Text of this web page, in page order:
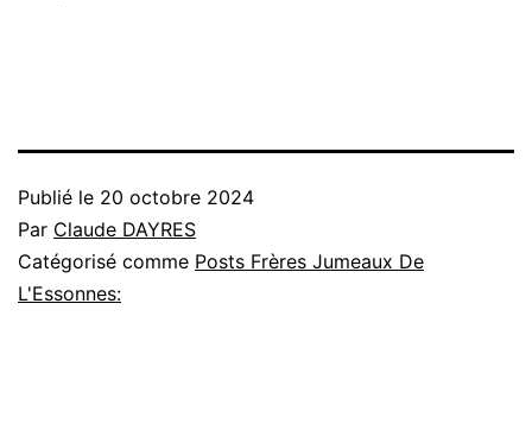
Publié le 20 octobre 2024
Par Claude DAYRES
Catégorisé comme Posts Frères Jumeaux De
L'Essonnes: